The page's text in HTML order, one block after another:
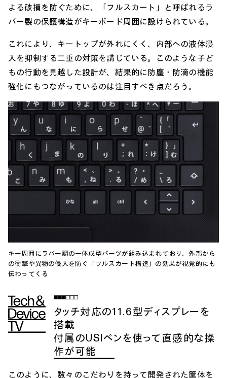
よる破損を防ぐために、「フルスカート」と呼ばれるラ
バー製の保護構造がキーボード周囲に設けられている。
これにより、キートップが外れにくく、内部への液体浸
入を抑制する二重の対策を講じている。このような子ど
もの行動を見越した設計が、結果的に防塵・防滴の機能
強化にもつながっているのは注目すべき点だろう。
キー周囲にラバー調の一体成型パーツが組み込まれており、外部から
の衝撃や異物の侵入を防ぐ「フルスカート構造」の効果が視覚的にも
伝わってくる
タッチ対応の11.6型ディスプレーを
搭載
付属のUSIペンを使って直感的な操
作が可能
このように、数々のこだわりを持って開発された筐体を